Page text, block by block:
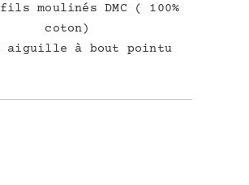
moulinés DMC ( 100%
coton)
aiguille à bout pointu